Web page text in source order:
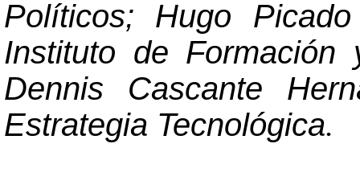
Políticos; Hugo
Instituto de
Dennis Cascante
Estrategia Tecnológica.